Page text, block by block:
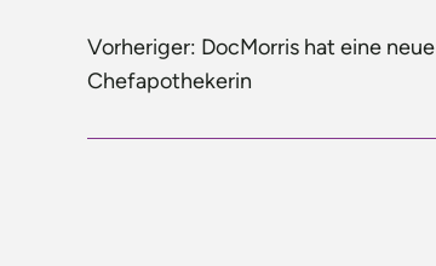
Vorheriger: DocMorris hat eine neue
Chefapothekerin